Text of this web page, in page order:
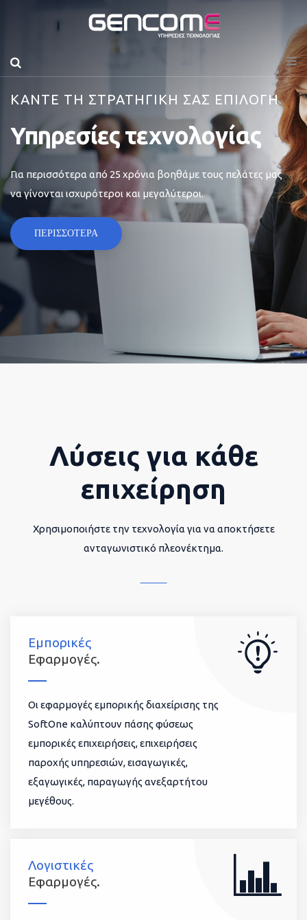
ΚΑΝΤΕ ΤΗ ΣΤΡΑΤΗΓΙΚΗ ΣΑΣ ΕΠΙΛΟΓΗ
Υπηρεσίες τεχνολογίας
Για περισσότερα από 25 χρόνια βοηθάμε τους πελάτες μας
να γίνονται ισχυρότεροι και μεγαλύτεροι.
ΠΕΡΙΣΣΟΤΕΡΑ
Λύσεις για κάθε
επιχείρηση
Χρησιμοποιήστε την τεχνολογία για να αποκτήσετε
ανταγωνιστικό πλεονέκτημα.
Εμπορικές
Εφαρμογές.
Οι εφαρμογές εμπορικής διαχείρισης της
SoftOne καλύπτουν πάσης φύσεως
εμπορικές επιχειρήσεις, επιχειρήσεις
παροχής υπηρεσιών, εισαγωγικές,
εξαγωγικές, παραγωγής ανεξαρτήτου
μεγέθους.
Λογιστικές
Εφαρμογές.